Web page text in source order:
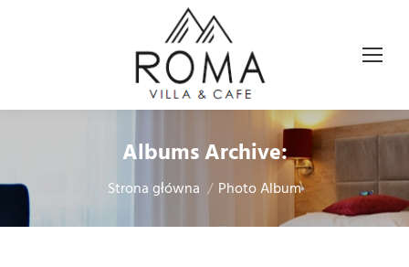
Albums Archive:
Jesteś tutaj:
Strona główna Photo Album